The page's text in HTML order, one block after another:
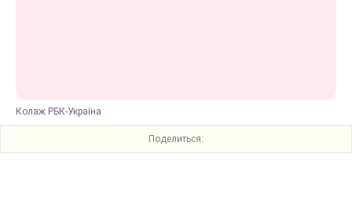
Колаж РБК-Україна
Поделиться: